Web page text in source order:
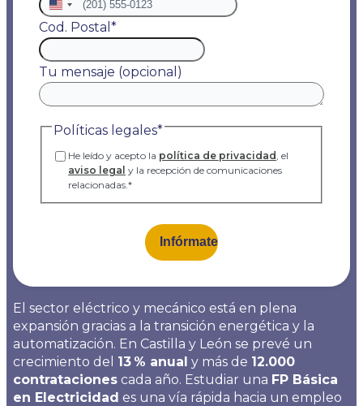
Estados
Unidos
+1
Cod. Postal *
Tu mensaje (opcional)
Políticas legales*
He leído y acepto la política de privacidad , el
aviso legal y la recepción de comunicaciones
relacionadas. *
El sector eléctrico y mecánico está en plena
expansión gracias a la transición energética y la
automatización. En Castilla y León se prevé un
crecimiento del 13 % anual y más de 12.000
contrataciones cada año. Estudiar una FP Básica
en Electricidad es una vía rápida hacia un empleo